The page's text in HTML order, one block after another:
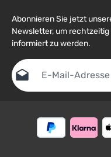
Abonnieren Sie jetzt
Newsletter, um
informiert zu werden.
E-Mail-Adresse*
Ich habe die
genommen und die
Um weiterzugehen, geben
Pflichtfelder.